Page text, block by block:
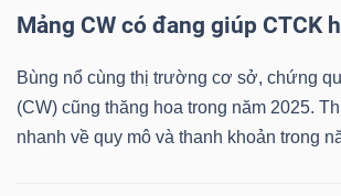
Mảng CW có đang giúp CTCK
Bùng nổ cùng thị trường cơ sở, chứng
(CW) cũng thăng hoa trong năm 2025.
nhanh về quy mô và thanh khoản trong
XUẤT
LIỆU
Ngành